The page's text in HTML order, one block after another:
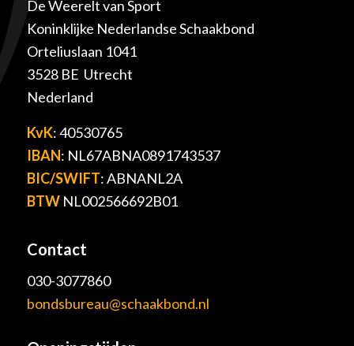
De Weerelt van Sport
Koninklijke Nederlandse Schaakbond
Orteliuslaan 1041
3528 BE Utrecht
Nederland
KvK: 40530765
IBAN: NL67ABNA0891743537
BIC/SWIFT: ABNANL2A
BTWNL002566692B01
Contact
030-3077860
bondsbureau@schaakbond.nl